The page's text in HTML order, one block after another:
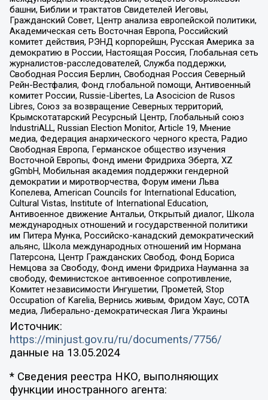
башни, Библии и трактатов Свидетелей Иеговы,
Гражданский Совет, Центр анализа европейской политики,
Академическая сеть Восточная Европа, Российский
комитет действия, РЭНД корпорейшн, Русская Америка за
демократию в России, Настоящая Россия, Глобальная сеть
журналистов-расследователей, Служба поддержки,
Свободная Россия Берлин, Свободная Россия Северный
Рейн-Вестфалия, Фонд глобальной помощи, Антивоенный
комитет России, Russie-Libertes, La Asocicion de Rusos
Libres, Союз за возвращение Северных территорий,
Крымскотатарский Ресурсный Центр, Глобальный союз
IndustriALL, Russian Election Monitor, Article 19, Мнение
медиа, Федерация анархического черного креста, Радио
Свободная Европа, Германское общество изучения
Восточной Европы, Фонд имени Фридриха Эберта, XZ
gGmbH, Мобильная академия поддержки гендерной
демократии и миротворчества, Форум имени Льва
Копелева, American Councils for International Education,
Cultural Vistas, Institute of International Education,
Антивоенное движение Антальи, Открытый диалог, Школа
международных отношений и государственной политики
им Питера Мунка, Российско-канадский демократический
альянс, Школа международных отношений им Нормана
Патерсона, Центр Гражданских Свобод, Фонд Бориса
Немцова за Свободу, Фонд имени Фридриха Науманна за
свободу, Феминистское антивоенное сопротивление,
Комитет независимости Ингушетии, Прометей, Stop
Occupation of Karelia, Вернись живым, Фридом Хаус, СОТА
медиа, Либерально-демократическая Лига Украины
Источник:
https://minjust.gov.ru/ru/documents/7756/
данные на 13.05.2024
* Сведения реестра НКО, выполняющих
функции иностранного агента: